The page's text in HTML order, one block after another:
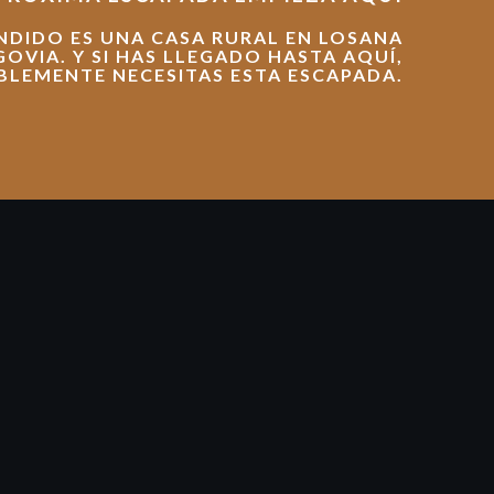
ES UNA CASA RURAL EN LOSANA
Y SI HAS LLEGADO HASTA AQUÍ,
NECESITAS ESTA ESCAPADA.